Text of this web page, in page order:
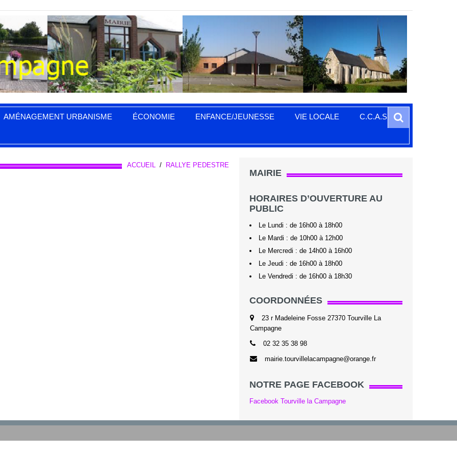
AMÉNAGEMENT URBANISME ÉCONOMIE ENFANCE/JEUNESSE VIE LOCALE C.C.A.S.
ACCUEIL / RALLYE PEDESTRE
MAIRIE
HORAIRES D’OUVERTURE AU
PUBLIC
Le Lundi : de 16h00 à 18h00
Le Mardi : de 10h00 à 12h00
Le Mercredi : de 14h00 à 16h00
Le Jeudi : de 16h00 à 18h00
Le Vendredi : de 16h00 à 18h30
COORDONNÉES
23 r Madeleine Fosse 27370 Tourville La
Campagne
02 32 35 38 98
mairie.tourvillelacampagne@orange.fr
NOTRE PAGE FACEBOOK
Facebook Tourville la Campagne